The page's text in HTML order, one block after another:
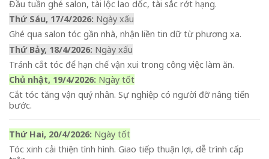
Đầu tuần ghé salon, tài lộc lao dốc, tài sắc rớt hạng.
Thứ Sáu, 17/4/2026: Ngày xấu
Ghé qua salon tóc gần nhà, nhận liền tin dữ từ phương xa.
Thứ Bảy, 18/4/2026: Ngày xấu
Tránh cắt tóc để hạn chế vận xui trong công việc làm ăn.
Chủ nhật, 19/4/2026: Ngày tốt
Cắt tóc tăng vận quý nhân. Sự nghiệp có người đỡ nâng tiến
bước.
Thứ Hai, 20/4/2026: Ngày tốt
Tóc xinh cải thiện tình hình. Giao tiếp thuận lợi, dễ trình cấp